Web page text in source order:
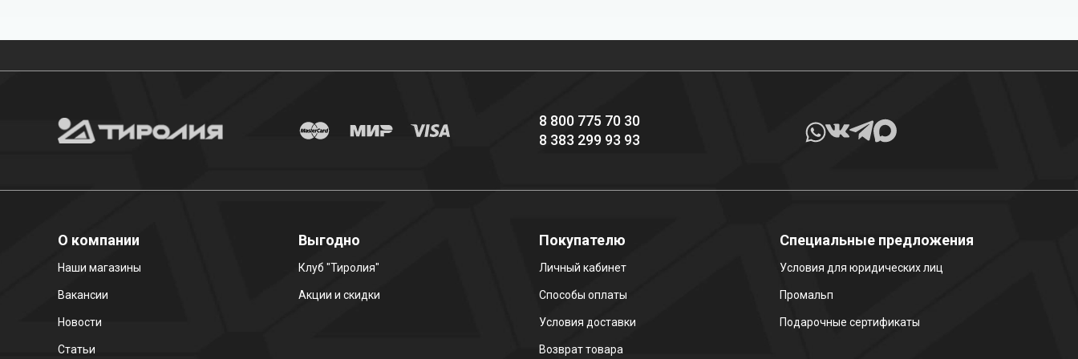
8 800 775 70 30
8 383 299 93 93
О компании
Наши магазины
Вакансии
Новости
Статьи
Выгодно
Клуб "Тиролия"
Акции и скидки
Покупателю
Личный кабинет
Способы оплаты
Условия доставки
Возврат товара
Специальные предложения
Условия для юридических лиц
Промальп
Подарочные сертификаты